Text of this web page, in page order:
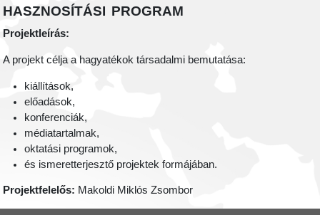
hasznosítási program
Projektleírás:
A projekt célja a hagyatékok társadalmi bemutatása:
kiállítások,
előadások,
konferenciák,
médiatartalmak,
oktatási programok,
és ismeretterjesztő projektek formájában.
Projektfelelős: Makoldi Miklós Zsombor